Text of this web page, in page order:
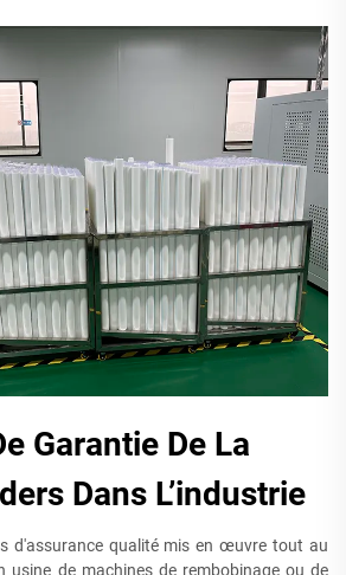
Garantie De La
Dans L’industrie
d'assurance qualité mis en œuvre tout au
usine de machines de rembobinage ou de